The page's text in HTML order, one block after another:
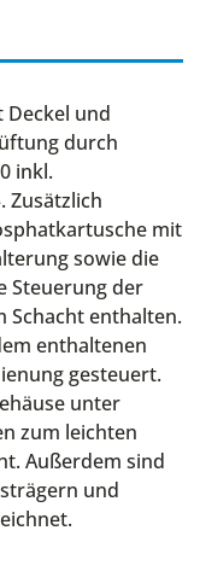
Deckel und
durch
inkl.
Zusätzlich
mit
sowie die
Steuerung der
Schacht enthalten.
enthaltenen
gesteuert.
unter
zum leichten
Außerdem sind
und